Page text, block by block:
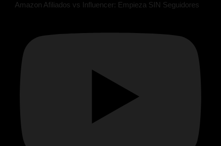
Amazon Afiliados vs Influencer: Empieza SIN Seguidores